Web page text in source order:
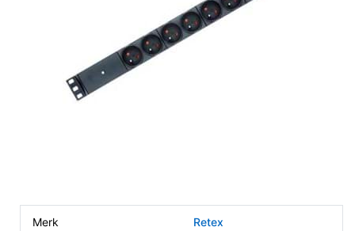
Merk
Retex